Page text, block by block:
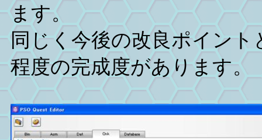
ます。
同じく今後の改良ポイン
程度の完成度があります。